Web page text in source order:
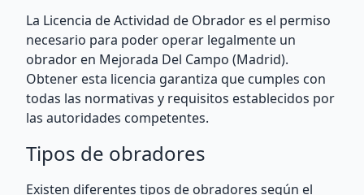
La Licencia de Actividad de Obrador es el permiso
necesario para poder operar legalmente un
obrador en Mejorada Del Campo (Madrid).
Obtener esta licencia garantiza que cumples con
todas las normativas y requisitos establecidos por
las autoridades competentes.
Tipos de obradores
Existen diferentes tipos de obradores según el